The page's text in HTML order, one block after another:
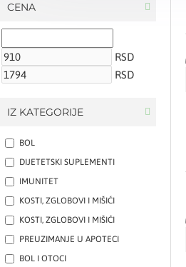
CENA
RSD
RSD
IZ KATEGORIJE
BOL
DIJETETSKI SUPLEMENTI
IMUNITET
KOSTI, ZGLOBOVI I MIŠIĆI
KOSTI, ZGLOBOVI I MIŠIĆI
PREUZIMANJE U APOTECI
BOL I OTOCI